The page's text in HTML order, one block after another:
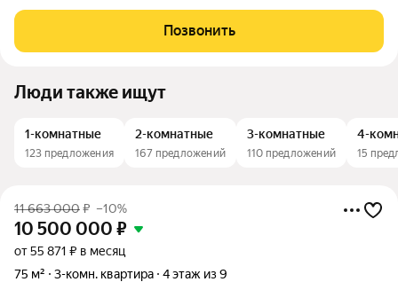
центральном районе города. - Мебель и техника остается (по
договоренности); - Окна ПВХ; - Просторная
Позвонить
Люди также ищут
1-комнатные
123 предложения
2-комнатные
167 предложений
3-комнатные
110 предложений
4-
15
11 663 000₽ –10%
10 500 000 ₽
от 55 871 ₽ в месяц
75 м²
3-комн. квартира 4 этаж из 9